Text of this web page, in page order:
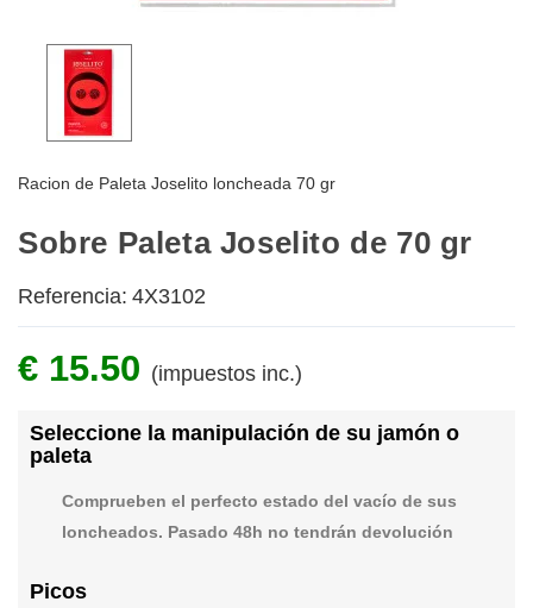
Racion de Paleta Joselito loncheada 70 gr
Sobre Paleta Joselito de 70 gr
Referencia: 4X3102
€ 15.50 (impuestos inc.)
Seleccione la manipulación de su jamón o
paleta
Comprueben el perfecto estado del vacío de sus
loncheados. Pasado 48h no tendrán devolución
Picos